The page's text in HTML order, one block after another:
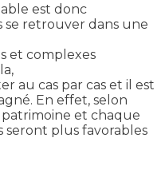
est donc
se retrouver dans une
et complexes
au cas par cas et il est
En effet, selon
et chaque
seront plus favorables